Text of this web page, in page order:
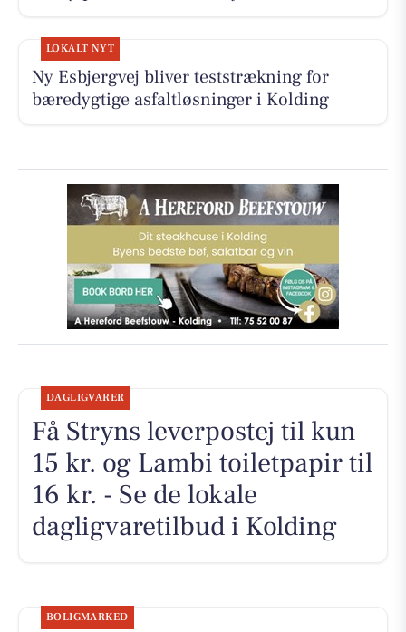
LOKALT NYT
Ny Esbjergvej bliver teststrækning for
bæredygtige asfaltløsninger i Kolding
DAGLIGVARER
Få Stryns leverpostej til kun
15 kr. og Lambi toiletpapir til
16 kr. - Se de lokale
dagligvaretilbud i Kolding
BOLIGMARKED